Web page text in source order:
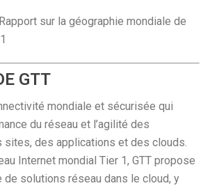
sur la géographie mondiale de
GTT
mondiale et sécurisée qui
du réseau et l’agilité des
sites, des applications et des clouds.
Internet mondial Tier 1, GTT propose
de solutions réseau dans le cloud, y